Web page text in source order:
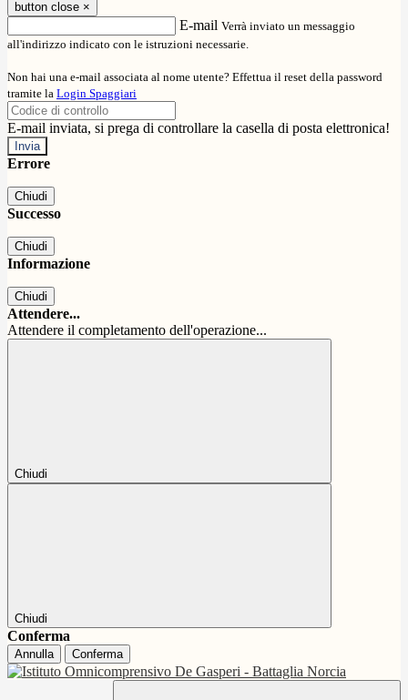
button close ×
E-mail Verrà inviato un messaggio
all'indirizzo indicato con le istruzioni necessarie.
Non hai una e-mail associata al nome utente? Effettua il reset della password
tramite la Login Spaggiari
E-mail inviata, si prega di controllare la casella di posta elettronica!
Errore
Chiudi
Successo
Chiudi
Informazione
Chiudi
Attendere...
Attendere il completamento dell'operazione...
Chiudi
Chiudi
Conferma
Annulla Conferma